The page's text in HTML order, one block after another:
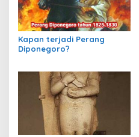
Kapan terjadi Perang
Diponegoro?